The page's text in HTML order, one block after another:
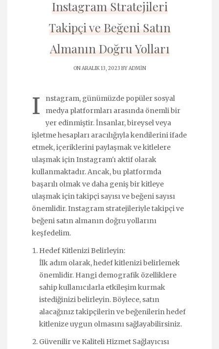
Instagram Stratejileri
Takipçi ve Beğeni Satın
Almanın Doğru Yolları
ON ARALIK 13, 2023 BYADMIN
I
nstagram, günümüzde popüler sosyal
medya platformları arasında önemli bir
yer edinmiştir. İnsanlar, bireysel veya
işletme hesapları aracılığıyla kendilerini ifade
etmek, içeriklerini paylaşmak ve kitlelere
ulaşmak için Instagram'ı aktif olarak
kullanmaktadır. Ancak, bu platformda
başarılı olmak ve daha geniş bir kitleye
ulaşmak için takipçi sayısı ve beğeni sayısı
önemlidir. Instagram stratejileriyle takipçi ve
beğeni satın almanın doğru yollarını
keşfedelim.
Hedef Kitlenizi Belirleyin:
İlk adım olarak, hedef kitlenizi belirlemek
önemlidir. Hangi demografik özelliklere
sahip kullanıcılarla etkileşim kurmak
istediğinizi belirleyin. Böylece, satın
alacağınız takipçilerin ve beğenilerin hedef
kitlenize uygun olmasını sağlayabilirsiniz.
Güvenilir ve Kaliteli Hizmet Sağlayıcısı